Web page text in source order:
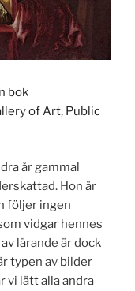
bok
of Art, Public
år gammal
Hon är
följer ingen
vidgar hennes
lärande är dock
typen av bilder
vi lätt alla andra